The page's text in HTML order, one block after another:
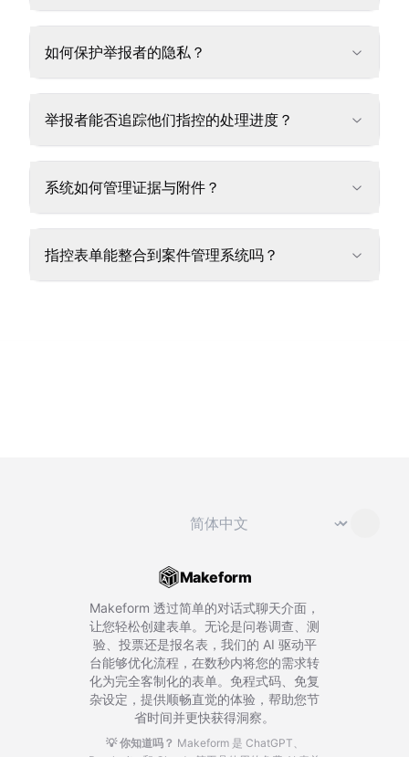
如何保护举报者的隐私？
举报者能否追踪他们指控的处理进度？
系统如何管理证据与附件？
指控表单能整合到案件管理系统吗？
切换语言 ⌄
Makeform
Makeform 透过简单的对话式聊天介面，
让您轻松创建表单。无论是问卷调查、测
验、投票还是报名表，我们的 AI 驱动平
台能够优化流程，在数秒内将您的需求转
化为完全客制化的表单。免程式码、免复
杂设定，提供顺畅直觉的体验，帮助您节
省时间并更快获得洞察。
💡 你知道吗？ Makeform 是 ChatGPT、